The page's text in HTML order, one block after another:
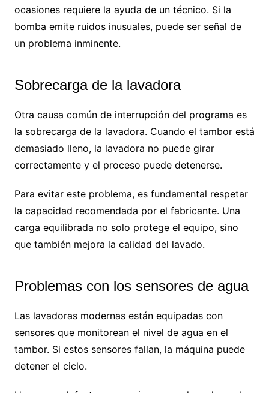
ocasiones requiere la ayuda de un técnico. Si la
bomba emite ruidos inusuales, puede ser señal de
un problema inminente.
Sobrecarga de la lavadora
Otra causa común de interrupción del programa es
la sobrecarga de la lavadora. Cuando el tambor está
demasiado lleno, la lavadora no puede girar
correctamente y el proceso puede detenerse.
Para evitar este problema, es fundamental respetar
la capacidad recomendada por el fabricante. Una
carga equilibrada no solo protege el equipo, sino
que también mejora la calidad del lavado.
Problemas con los sensores de agua
Las lavadoras modernas están equipadas con
sensores que monitorean el nivel de agua en el
tambor. Si estos sensores fallan, la máquina puede
detener el ciclo.